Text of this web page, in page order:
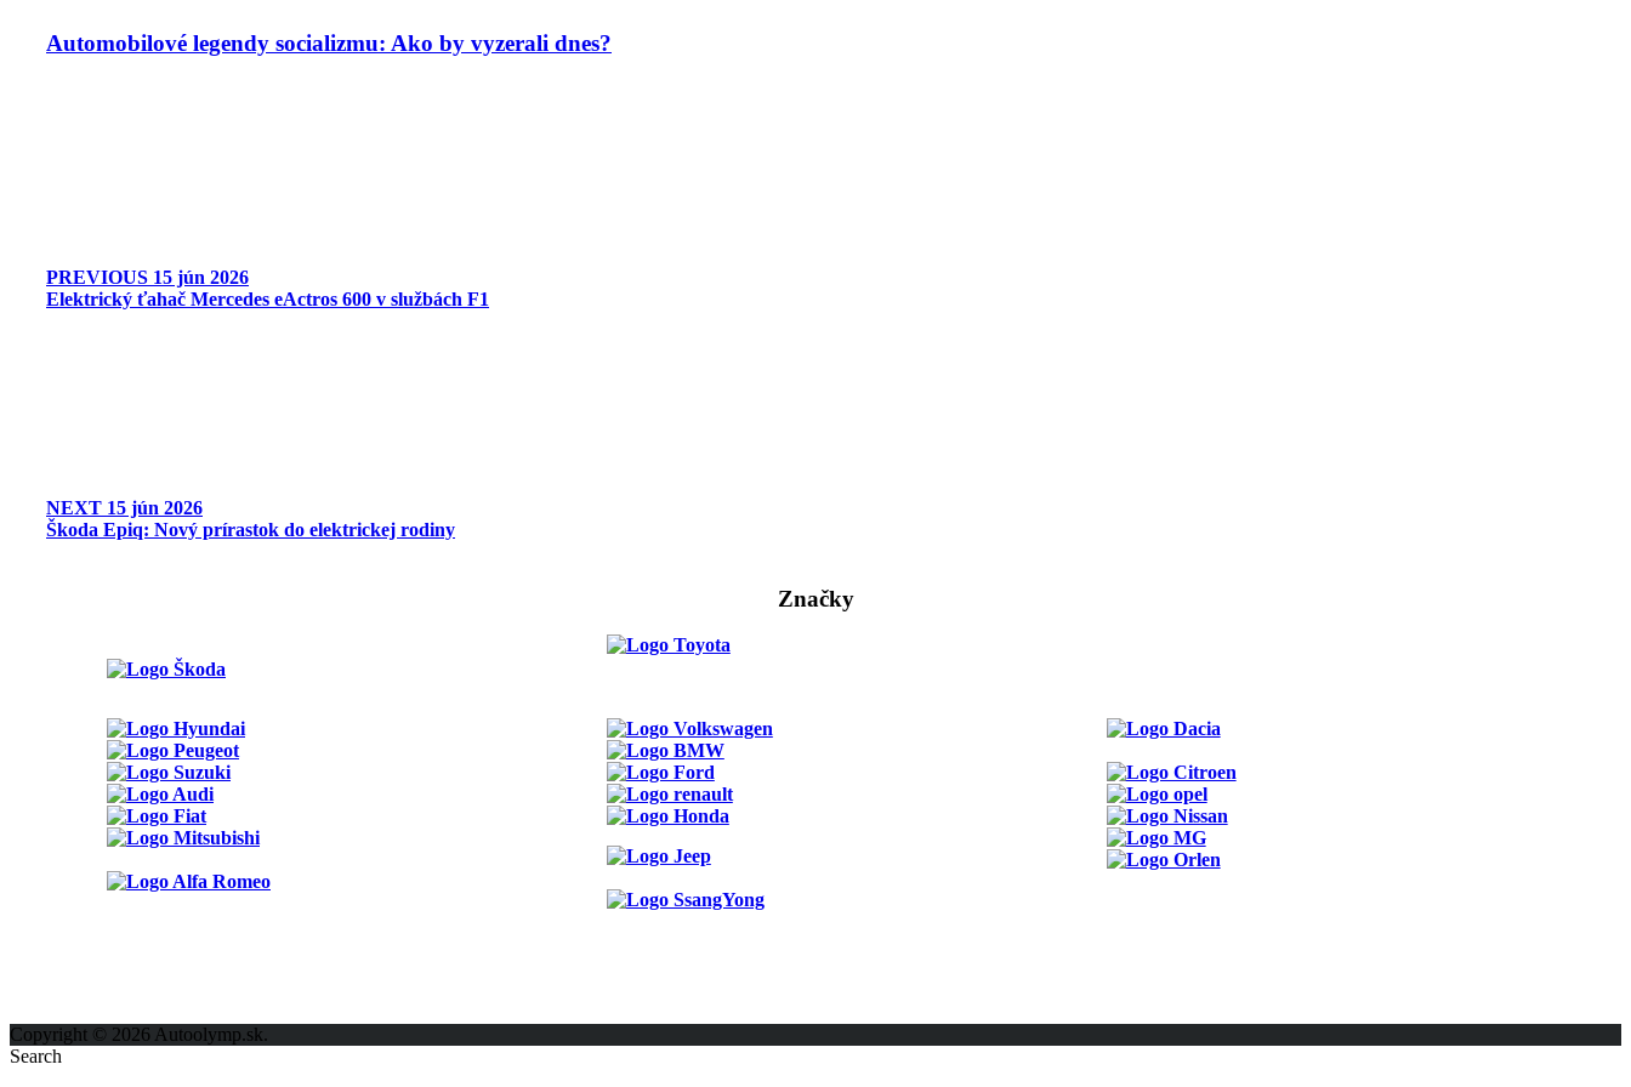
Automobilové legendy socializmu: Ako by vyzerali dnes?
PREVIOUS 15 jún 2026
Elektrický ťahač Mercedes eActros 600 v službách F1
NEXT 15 jún 2026
Škoda Epiq: Nový prírastok do elektrickej rodiny
Značky
Copyright © 2026 Autoolymp.sk.
Search